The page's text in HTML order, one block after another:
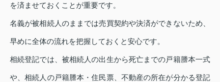
を済ませておくことが重要です。
名義が被相続人のままでは売買契約や決済ができないため、
早めに全体の流れを把握しておくと安心です。
相続登記では、被相続人の出生から死亡までの戸籍謄本一式
や、相続人の戸籍謄本・住民票、不動産の所在が分かる登記